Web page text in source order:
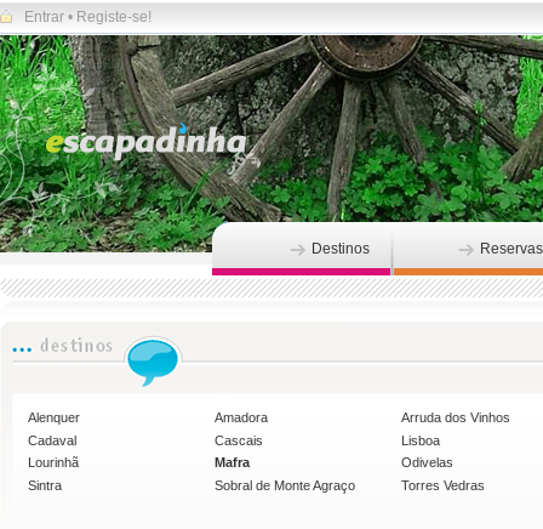
Entrar • Registe-se!
Destinos Reservas
Alenquer Amadora
Arruda dos Vinhos
Cadaval
Cascais
Lisboa
Lourinhã
Mafra
Odivelas
Sintra
Sobral de Monte Agraço Torres Vedras